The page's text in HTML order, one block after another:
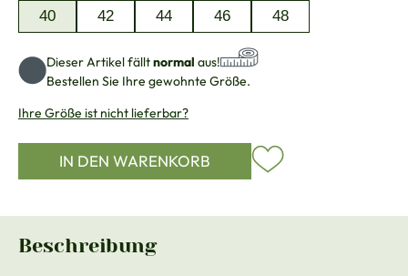
40 42 44 46 48
Dieser Artikel fälltnormal aus!
Bestellen Sie Ihre gewohnte Größe.
Ihre Größe ist nicht lieferbar?
IN DEN WARENKORB
Beschreibung